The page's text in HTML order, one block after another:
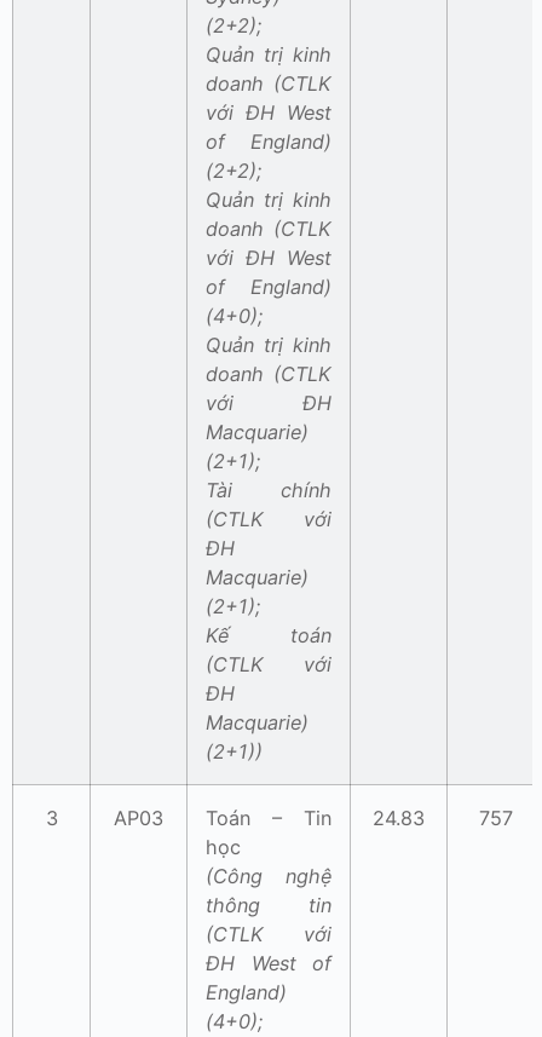
(2+2);
Quản trị kinh
doanh (CTLK
với ĐH West
of England)
(2+2);
Quản trị kinh
doanh (CTLK
với ĐH West
of England)
(4+0);
Quản trị kinh
doanh (CTLK
với ĐH
Macquarie)
(2+1);
Tài chính
(CTLK với
ĐH
Macquarie)
(2+1);
Kế toán
(CTLK với
ĐH
Macquarie)
(2+1))
3 AP03
Toán – Tin
học
(Công nghệ
thông tin
(CTLK với
ĐH West of
England)
(4+0);
24.83 757